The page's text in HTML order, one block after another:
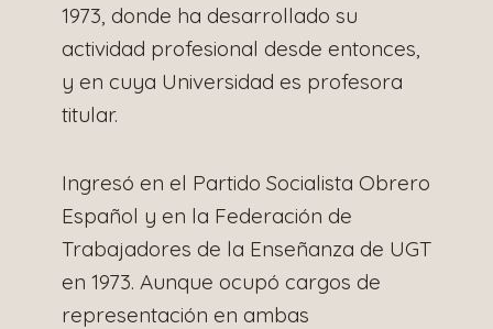
1973, donde ha desarrollado su
actividad profesional desde entonces,
y en cuya Universidad es profesora
titular.
Ingresó en el Partido Socialista Obrero
Español y en la Federación de
Trabajadores de la Enseñanza de UGT
en 1973. Aunque ocupó cargos de
representación en ambas